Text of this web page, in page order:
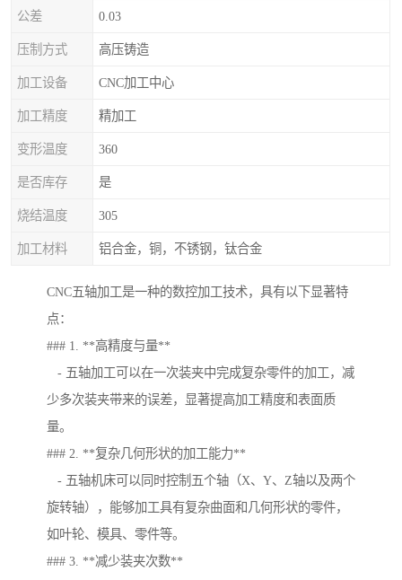
公差 0.03
压制方式 高压铸造
加工设备 CNC加工中心
加工精度 精加工
变形温度 360
是否库存 是
烧结温度 305
加工材料 铝合金，铜，不锈钢，钛合金
CNC五轴加工是一种的数控加工技术，具有以下显著特
点：
### 1. **高精度与量**
- 五轴加工可以在一次装夹中完成复杂零件的加工，减
少多次装夹带来的误差，显著提高加工精度和表面质
量。
### 2. **复杂几何形状的加工能力**
- 五轴机床可以同时控制五个轴（X、Y、Z轴以及两个
旋转轴），能够加工具有复杂曲面和几何形状的零件，
如叶轮、模具、零件等。
### 3. **减少装夹次数**